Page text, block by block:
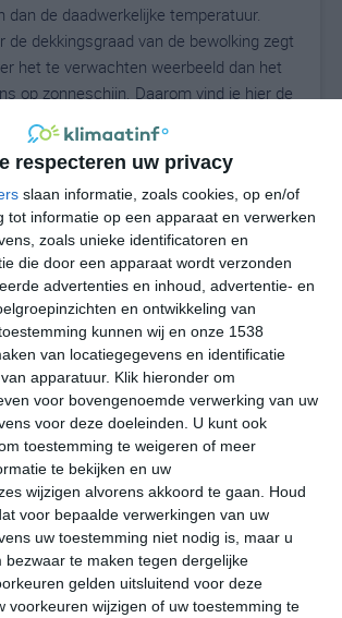
respecteren uw privacy
slaan informatie, zoals cookies, op en/of
tot informatie op een apparaat en verwerken
zoals unieke identificatoren en
die door een apparaat wordt verzonden
advertenties en inhoud, advertentie- en
en ontwikkeling van
kunnen wij en onze 1538
van locatiegegevens en identificatie
apparatuur. Klik hieronder om
voor bovengenoemde verwerking van uw
voor deze doeleinden. U kunt ook
toestemming te weigeren of meer
te bekijken en uw
wijzigen alvorens akkoord te gaan.
Houd
voor bepaalde verwerkingen van uw
uw toestemming niet nodig is, maar u
bezwaar te maken tegen dergelijke
gelden uitsluitend voor deze
voorkeuren wijzigen of uw toestemming te
dan de daadwerkelijke temperatuur.
de dekkingsgraad van de bewolking zegt
het te verwachten weerbeeld dan het
op zonneschijn. Daarom vind je hier de
voor Gladenbach.
°C
ma di
24° 12°
wo
27° 11°
23°C 18°C
21:00 00:00 03:00 06:00